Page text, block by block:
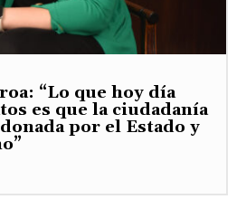
“Lo que hoy día
es que la ciudadanía
por el Estado y